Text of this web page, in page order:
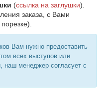
(ссылка на заглушки).
заказа, с Вами
Вам нужно предоставить
всех выступов или
наш менеджер согласует с